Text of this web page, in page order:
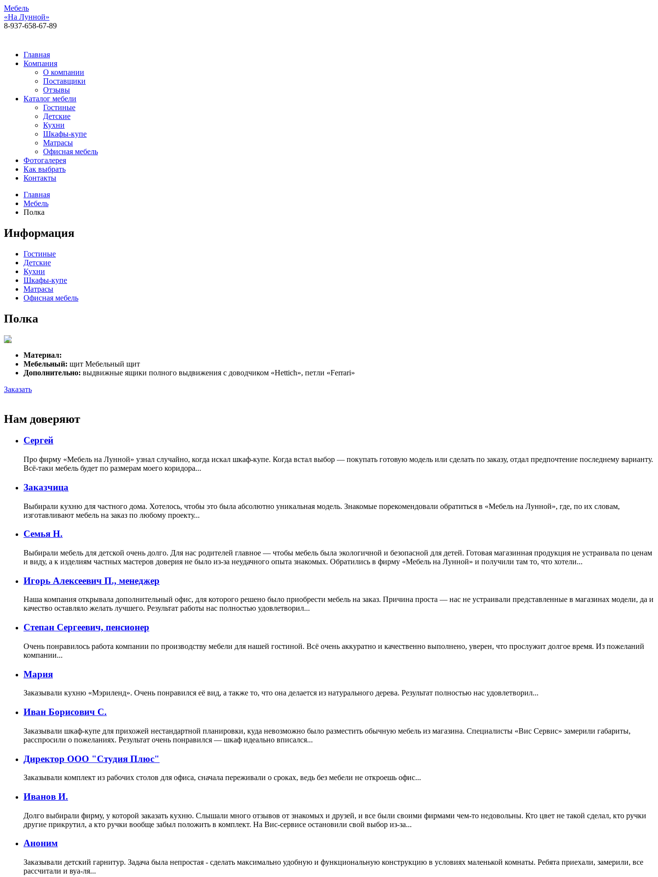
Мебель
«На Лунной»
8-937-658-67-89
Главная
Компания
О компании
Поставщики
Отзывы
Каталог мебели
Гостиные
Детские
Кухни
Шкафы-купе
Матрасы
Офисная мебель
Фотогалерея
Как выбрать
Контакты
Главная
Мебель
Полка
Информация
Гостиные
Детские
Кухни
Шкафы-купе
Матрасы
Офисная мебель
Полка
Материал:
Мебельный: щит Мебельный щит
Дополнительно: выдвижные ящики полного выдвижения с доводчиком «Hettich», петли «Ferrari»
Заказать
Нам доверяют
Сергей
Про фирму «Мебель на Лунной» узнал случайно, когда искал шкаф-купе. Когда встал выбор — покупать готовую модель или сделать по заказу, отдал предпочтение последнему варианту.
Всё-таки мебель будет по размерам моего коридора...
Заказчица
Выбирали кухню для частного дома. Хотелось, чтобы это была абсолютно уникальная модель. Знакомые порекомендовали обратиться в «Мебель на Лунной», где, по их словам,
изготавливают мебель на заказ по любому проекту...
Семья Н.
Выбирали мебель для детской очень долго. Для нас родителей главное — чтобы мебель была экологичной и безопасной для детей. Готовая магазинная продукция не устраивала по ценам
и виду, а к изделиям частных мастеров доверия не было из-за неудачного опыта знакомых. Обратились в фирму «Мебель на Лунной» и получили там то, что хотели...
Игорь Алексеевич П., менеджер
Наша компания открывала дополнительный офис, для которого решено было приобрести мебель на заказ. Причина проста — нас не устраивали представленные в магазинах модели, да и
качество оставляло желать лучшего. Результат работы нас полностью удовлетворил...
Степан Сергеевич, пенсионер
Очень понравилось работа компании по производству мебели для нашей гостиной. Всё очень аккуратно и качественно выполнено, уверен, что прослужит долгое время. Из пожеланий
компании...
Мария
Заказывали кухню «Мэриленд». Очень понравился её вид, а также то, что она делается из натурального дерева. Результат полностью нас удовлетворил...
Иван Борисович С.
Заказывали шкаф-купе для прихожей нестандартной планировки, куда невозможно было разместить обычную мебель из магазина. Специалисты «Вис Сервис» замерили габариты,
расспросили о пожеланиях. Результат очень понравился — шкаф идеально вписался...
Директор ООО "Студия Плюс"
Заказывали комплект из рабочих столов для офиса, сначала переживали о сроках, ведь без мебели не откроешь офис...
Иванов И.
Долго выбирали фирму, у которой заказать кухню. Слышали много отзывов от знакомых и друзей, и все были своими фирмами чем-то недовольны. Кто цвет не такой сделал, кто ручки
другие прикрутил, а кто ручки вообще забыл положить в комплект. На Вис-сервисе остановили свой выбор из-за...
Аноним
Заказывали детский гарнитур. Задача была непростая - сделать максимально удобную и функциональную конструкцию в условиях маленькой комнаты. Ребята приехали, замерили, все
рассчитали и вуа-ля...